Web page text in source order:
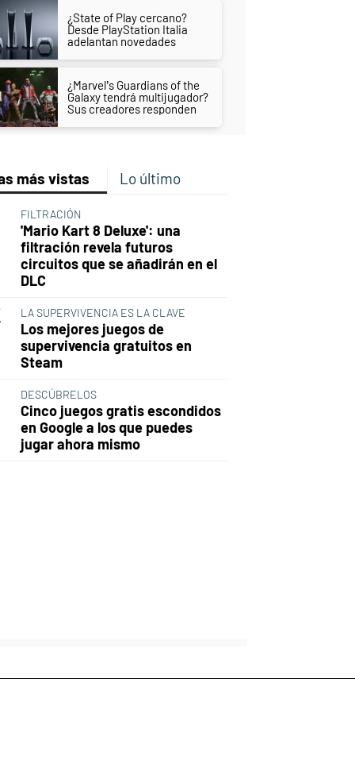
¿State of Play cercano?
Desde PlayStation Italia
adelantan novedades
¿Marvel’s Guardians of the
Galaxy tendrá multijugador?
Sus creadores responden
más vistas Lo último
FILTRACIÓN
'Mario Kart 8 Deluxe': una
filtración revela futuros
circuitos que se añadirán en el
DLC
LA SUPERVIVENCIA ES LA CLAVE
Los mejores juegos de
supervivencia gratuitos en
Steam
DESCÚBRELOS
Cinco juegos gratis escondidos
en Google a los que puedes
jugar ahora mismo